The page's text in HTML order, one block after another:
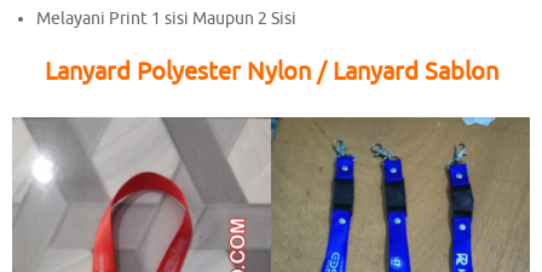
Melayani Print 1 sisi Maupun 2 Sisi
Lanyard Polyester Nylon / Lanyard Sablon